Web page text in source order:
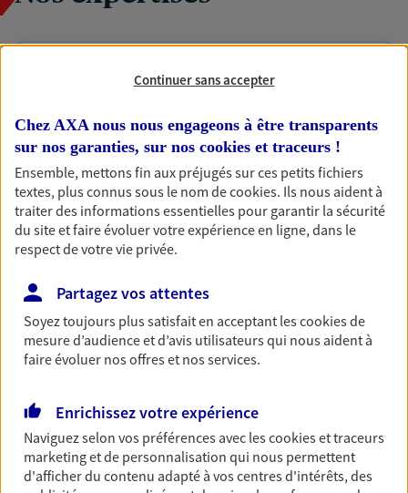
Accompagner les
entreprises
Comme vous, nous sommes des indépendants. Nous
bâtissons ensemble des solutions cohérentes pour
protéger votre activité, vos collaborateurs... mais aussi
vous-même et votre famille.
Achat immobilier, installation, départ à la retraite…
Autant de moments de vie qui nécessitent des solutions
cohérent avec vos besoins
Vous aider à constituer une
épargne
Continuer sans accepter
Chez AXA nous nous engageons à être transparents
sur nos garanties, sur nos cookies et traceurs !
Ensemble, mettons fin aux préjugés sur ces petits fichiers
textes, plus connus sous le nom decookies. Ils nous aident à
traiter des informations essentielles pour garantir la sécurité
du site et faire évoluer votre expérience en ligne, dans le
respect de votre vie privée.
Partagez vos attentes
Soyez toujours plus satisfait en acceptant lescookiesde
mesure d’audience et d’avis utilisateurs qui nous aident à
faire évoluer nos offres et nos services.
Enrichissez votre expérience
Naviguez selon vos préférences avec lescookies et traceurs
marketing et de personnalisation qui nous permettent
d'afficher du contenu adapté à vos centres d'intérêts, des